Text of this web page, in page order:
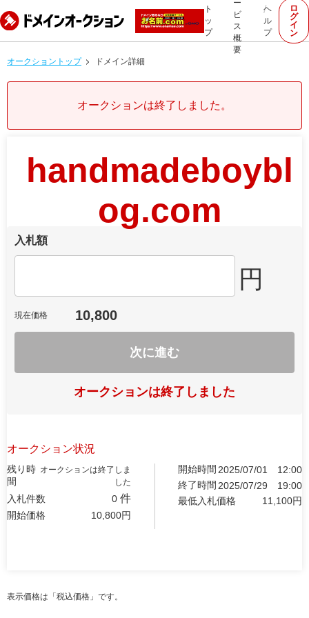
ト
ッ
プ
ー
ビ
ス
概
要
ヘ
ル
プ
ロ
グ
イ
ン
オークショントップ ドメイン詳細
オークションは終了しました。
handmadeboybl
og.com
入札額
円
現在価格 10,800
次に進む
オークションは終了しました
オークション状況
残り時
間
オークションは終了しま
した
入札件数 0 件
開始価格 10,800円
開始時間 2025/07/01
12:00
終了時間 2025/07/29
19:00
最低入札価格
11,100円
表示価格は「税込価格」です。